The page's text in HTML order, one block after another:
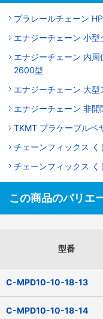
プラレールチェーン
エナジーチェーン 小
エナジーチェーン 内周
2600型
エナジーチェーン 大
エナジーチェーン 非
TKMT プラケーブルベ
チェーンフィックス
チェーンフィックス
この商品のバリエ
型番
C-MPD10-10-18-13
C-MPD10-10-18-14